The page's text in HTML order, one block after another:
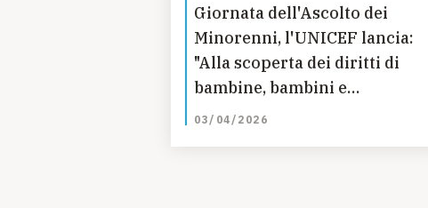
Giornata dell'Ascolto dei
Minorenni, l'UNICEF lancia:
"Alla scoperta dei diritti di
bambine, bambini e
adolescenti". Una guida per
03/04/2026